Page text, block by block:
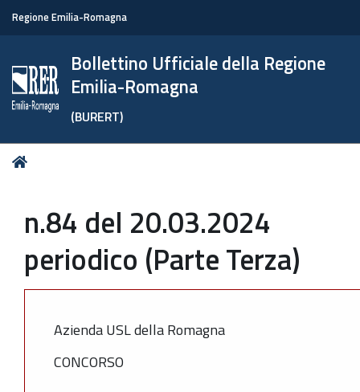
Regione Emilia-Romagna
Bollettino Ufficiale della Regione
Emilia-Romagna
(BURERT)
Tu
n.84 del 20.03.2024
periodico (Parte Terza)
Azienda USL della Romagna
CONCORSO